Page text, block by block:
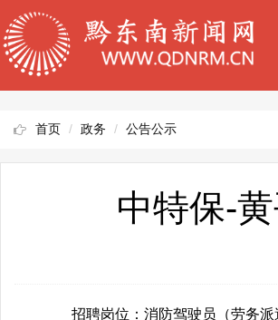
首页 政务 公告公示
中特保-
招聘岗位：消防驾驶员（劳务派